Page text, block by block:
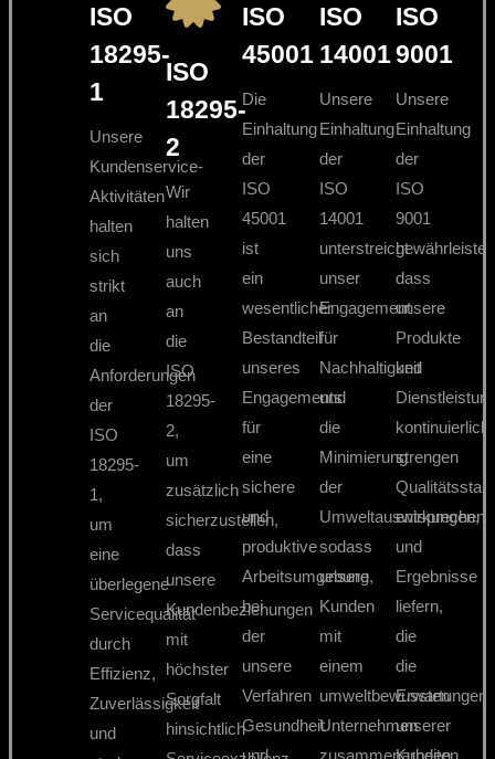
ISO
18295-
1
Unsere
Kundenservice-
Aktivitäten
halten
sich
strikt
an
die
Anforderungen
der
ISO
18295-
1,
um
eine
überlegene
Servicequalität
durch
Effizienz,
Zuverlässigkeit
und
ISO
18295-
2
Wir
halten
uns
auch
an
die
ISO
18295-
2,
um
zusätzlich
sicherzustellen,
dass
unsere
Kundenbeziehungen
mit
höchster
Sorgfalt
hinsichtlich
ISO
45001
Die
Einhaltung
der
ISO
45001
ist
ein
wesentlicher
Bestandteil
unseres
Engagements
für
eine
sichere
und
produktive
Arbeitsumgebung,
bei
der
unsere
Verfahren
Gesundheit
und
ISO
14001
Unsere
Einhaltung
der
ISO
14001
unterstreicht
unser
Engagement
für
Nachhaltigkeit
und
die
Minimierung
der
Umweltauswirkungen,
sodass
unsere
Kunden
mit
einem
umweltbewussten
Unternehmen
zusammenarbeiten.
ISO
9001
Unsere
Einhaltung
der
ISO
9001
gewährleistet,
dass
unsere
Produkte
und
kontinuierlich
strengen
entsprechen
und
Ergebnisse
liefern,
die
die
Erwartungen
unserer
Kunden